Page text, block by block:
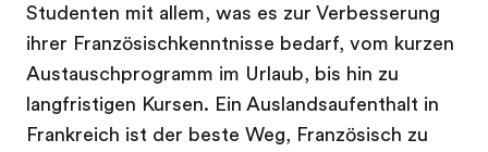
Studenten mit allem, was es zur Verbesserung
ihrer Französischkenntnisse bedarf, vom kurzen
Austauschprogramm im Urlaub, bis hin zu
langfristigen Kursen. Ein Auslandsaufenthalt in
Frankreich ist der beste Weg, Französisch zu